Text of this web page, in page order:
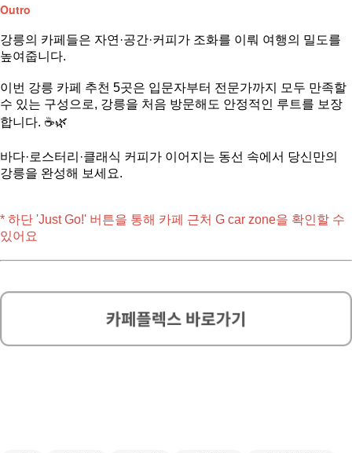
Outro
강릉의 카페들은 자연·공간·커피가 조화를 이뤄 여행의 밀도를
높여줍니다.
이번 강릉 카페 추천 5곳은 입문자부터 전문가까지 모두 만족할
수 있는 구성으로, 강릉을 처음 방문해도 안정적인 루트를 보장
합니다. ☕️🌿
바다·로스터리·클래식 커피가 이어지는 동선 속에서 당신만의
강릉을 완성해 보세요.
* 하단 'Just Go!' 버튼을 통해 카페 근처 G car zone을 확인할 수
있어요